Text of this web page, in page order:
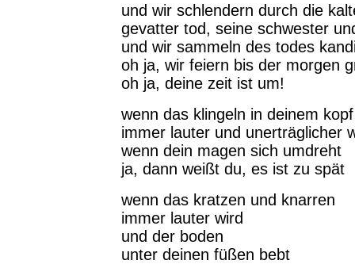
und wir schlendern durch die
gevatter tod, seine schwester
und wir sammeln des todes
oh ja, wir feiern bis der morgen
oh ja, deine zeit ist um!
wenn das klingeln in deinem kopf
immer lauter und unerträglicher
wenn dein magen sich umdreht
ja, dann weißt du, es ist zu spät
wenn das kratzen und knarren
immer lauter wird
und der boden
unter deinen füßen bebt